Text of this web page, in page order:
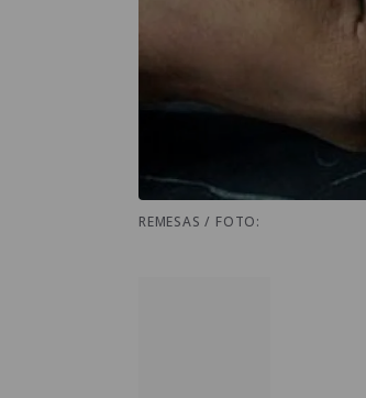
REMESAS / FOTO: